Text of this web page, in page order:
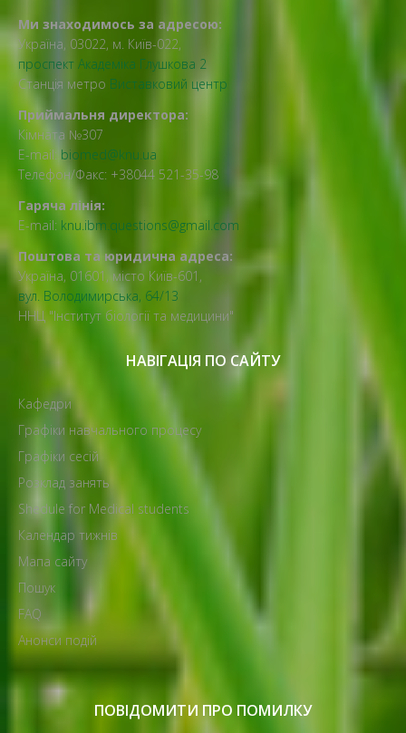
Ми знаходимось за адресою:
Україна, 03022, м. Київ-022,
проспект Академіка Глушкова 2
Станція метро Виставковий центр
Приймальня директора:
Кімната №307
E-mail: biomed@knu.ua
Телефон/Факс: +38044 521-35-98
Гаряча лінія:
E-mail: knu.ibm.questions@gmail.com
Поштова та юридична адреса:
Україна, 01601, місто Київ-601,
вул. Володимирська, 64/13
ННЦ "Інститут біології та медицини"
НАВІГАЦІЯ ПО САЙТУ
Кафедри
Графіки навчального процесу
Графіки сесій
Розклад занять
Shedule for Medical students
Календар тижнів
Мапа сайту
Пошук
FAQ
Анонси подій
ПОВІДОМИТИ ПРО ПОМИЛКУ